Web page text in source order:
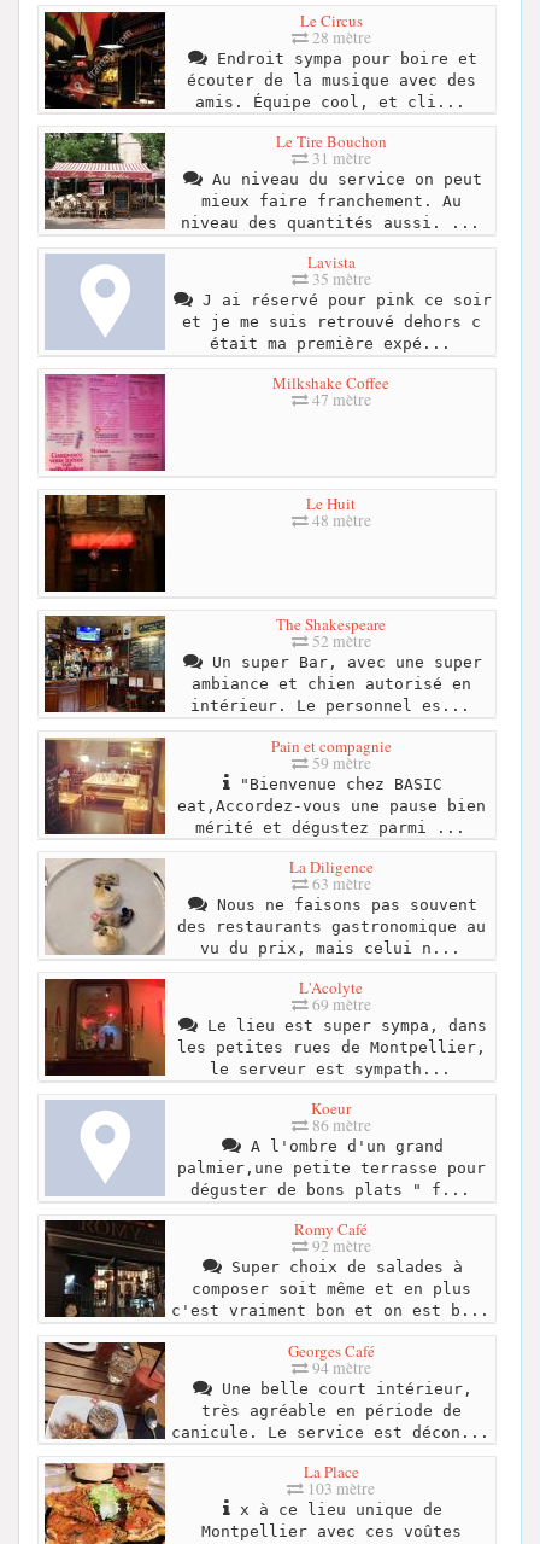
Le Circus
28 mètre
Endroit sympa pour boire et
écouter de la musique avec des
amis. Équipe cool, et cli...
Le Tire Bouchon
31 mètre
Au niveau du service on peut
mieux faire franchement. Au
niveau des quantités aussi. ...
Lavista
35 mètre
J ai réservé pour pink ce soir
et je me suis retrouvé dehors c
était ma première expé...
Milkshake Coffee
47 mètre
Le Huit
48 mètre
The Shakespeare
52 mètre
Un super Bar, avec une super
ambiance et chien autorisé en
intérieur. Le personnel es...
Pain et compagnie
59 mètre
"Bienvenue chez BASIC
eat,Accordez-vous une pause bien
mérité et dégustez parmi ...
La Diligence
63 mètre
Nous ne faisons pas souvent
des restaurants gastronomique au
vu du prix, mais celui n...
L'Acolyte
69 mètre
Le lieu est super sympa, dans
les petites rues de Montpellier,
le serveur est sympath...
Koeur
86 mètre
A l'ombre d'un grand
palmier,une petite terrasse pour
déguster de bons plats " f...
Romy Café
92 mètre
Super choix de salades à
composer soit même et en plus
c'est vraiment bon et on est b...
Georges Café
94 mètre
Une belle court intérieur,
très agréable en période de
canicule. Le service est décon...
La Place
103 mètre
x à ce lieu unique de
Montpellier avec ces voûtes